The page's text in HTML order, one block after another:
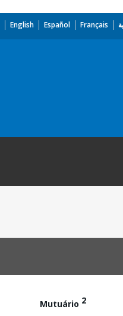
English Español Français
Mutuário 2